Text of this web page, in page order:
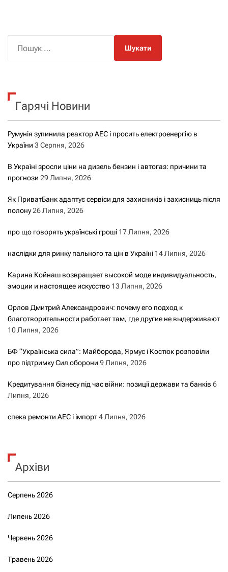
к
Гарячі Новини
Румунія зупинила реактор АЕС і просить електроенергію в
України 3 Серпня, 2026
В Україні зросли ціни на дизель бензин і автогаз: причини та
прогнози 29 Липня, 2026
Як ПриватБанк адаптує сервіси для захисників і захисниць після
полону26 Липня, 2026
про що говорять українські гроші 17 Липня, 2026
наслідки для ринку пального та цін в Україні 14 Липня, 2026
Карина Койнаш возвращает высокой моде индивидуальность,
эмоции и настоящее искусство 13 Липня, 2026
Орлов Дмитрий Александрович: почему его подход к
благотворительности работает там, где другие не выдерживают
10 Липня, 2026
БФ “Українська сила”: Майборода, Ярмус і Костюк розповіли
про підтримку Сил оборони 9 Липня, 2026
Кредитування бізнесу під час війни: позиції держави та банків 6
Липня, 2026
спека ремонти АЕС і імпорт4 Липня, 2026
Архіви
Серпень 2026
Липень 2026
Червень 2026
Травень 2026